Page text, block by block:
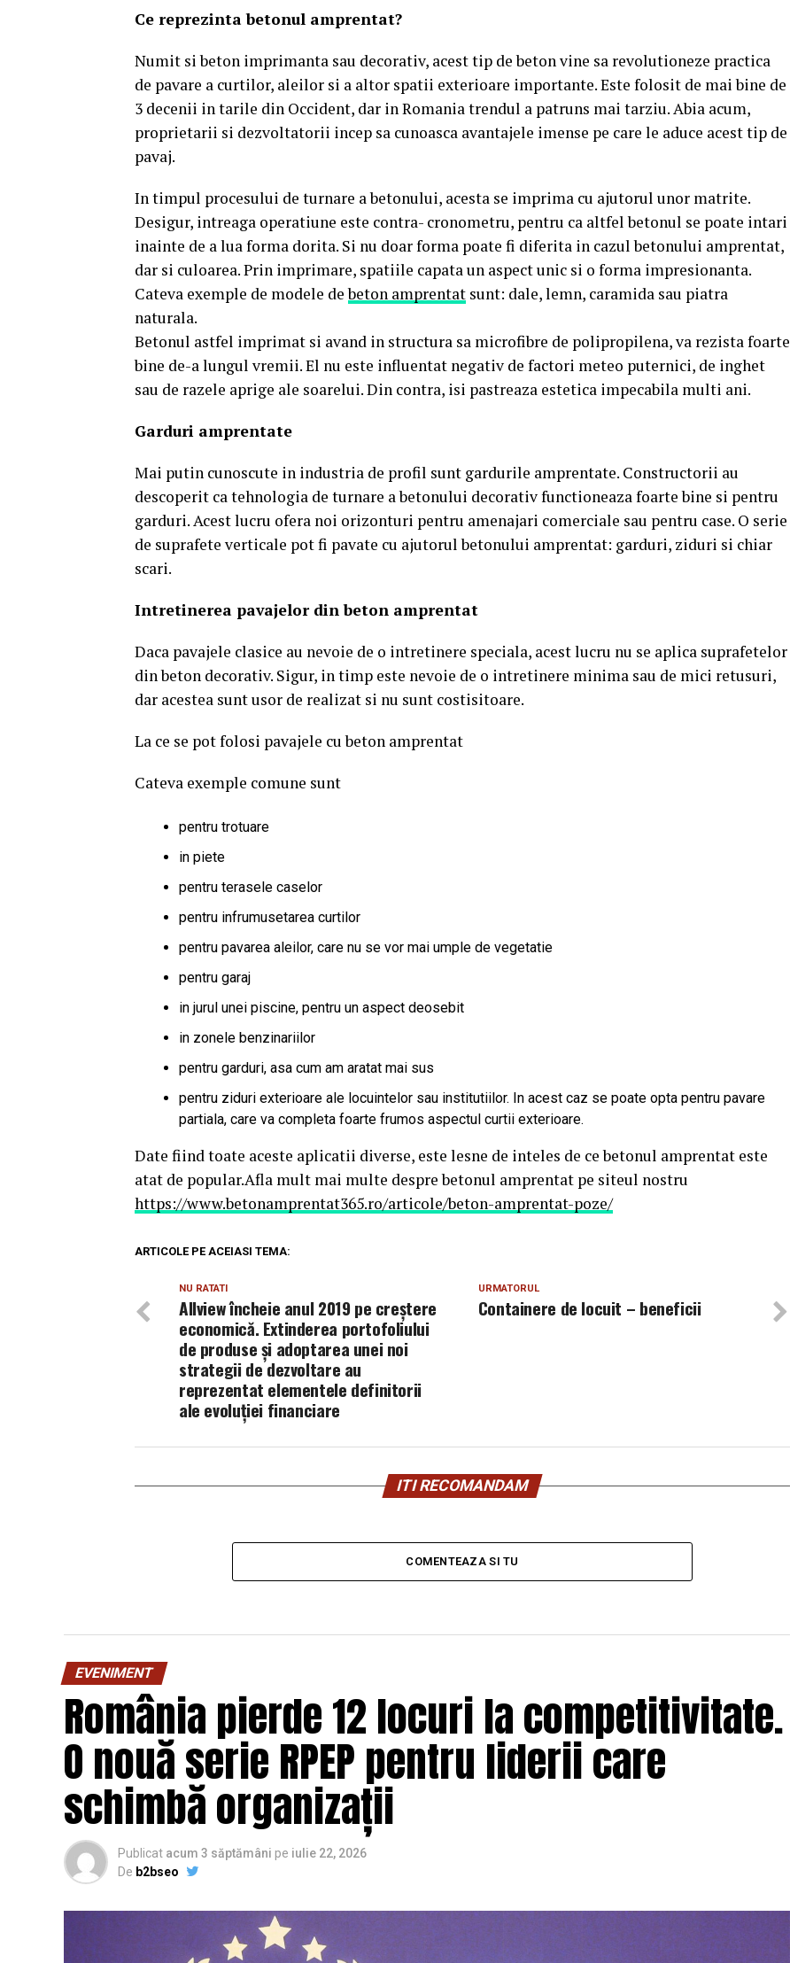
Ce reprezinta betonul amprentat?
Numit si beton imprimanta sau decorativ, acest tip de beton vine sa revolutioneze practica
de pavare a curtilor, aleilor si a altor spatii exterioare importante. Este folosit de mai bine de
3 decenii in tarile din Occident, dar in Romania trendul a patruns mai tarziu. Abia acum,
proprietarii si dezvoltatorii incep sa cunoasca avantajele imense pe care le aduce acest tip de
pavaj.
In timpul procesului de turnare a betonului, acesta se imprima cu ajutorul unor matrite.
Desigur, intreaga operatiune este contra- cronometru, pentru ca altfel betonul se poate intari
inainte de a lua forma dorita. Si nu doar forma poate fi diferita in cazul betonului amprentat,
dar si culoarea. Prin imprimare, spatiile capata un aspect unic si o forma impresionanta.
Cateva exemple de modele debeton amprentat sunt: dale, lemn, caramida sau piatra
naturala.
Betonul astfel imprimat si avand in structura sa microfibre de polipropilena, va rezista foarte
bine de-a lungul vremii. El nu este influentat negativ de factori meteo puternici, de inghet
sau de razele aprige ale soarelui. Din contra, isi pastreaza estetica impecabila multi ani.
Garduri amprentate
Mai putin cunoscute in industria de profil sunt gardurile amprentate. Constructorii au
descoperit ca tehnologia de turnare a betonului decorativ functioneaza foarte bine si pentru
garduri. Acest lucru ofera noi orizonturi pentru amenajari comerciale sau pentru case. O serie
de suprafete verticale pot fi pavate cu ajutorul betonului amprentat: garduri, ziduri si chiar
scari.
Intretinerea pavajelor din beton amprentat
Daca pavajele clasice au nevoie de o intretinere speciala, acest lucru nu se aplica suprafetelor
din beton decorativ. Sigur, in timp este nevoie de o intretinere minima sau de mici retusuri,
dar acestea sunt usor de realizat si nu sunt costisitoare.
La ce se pot folosi pavajele cu beton amprentat
Cateva exemple comune sunt
pentru trotuare
in piete
pentru terasele caselor
pentru infrumusetarea curtilor
pentru pavarea aleilor, care nu se vor mai umple de vegetatie
pentru garaj
in jurul unei piscine, pentru un aspect deosebit
in zonele benzinariilor
pentru garduri, asa cum am aratat mai sus
pentru ziduri exterioare ale locuintelor sau institutiilor. In acest caz se poate opta pentru pavare
partiala, care va completa foarte frumos aspectul curtii exterioare.
Date fiind toate aceste aplicatii diverse, este lesne de inteles de ce betonul amprentat este
atat de popular.Afla mult mai multe despre betonul amprentat pe siteul nostru
https://www.betonamprentat365.ro/articole/beton-amprentat-poze/
ARTICOLE PE ACEIASI TEMA:
URMATORUL
Containere de locuit – beneficii
NU RATATI
Allview încheie anul 2019 pe creștere
economică. Extinderea portofoliului
de produse și adoptarea unei noi
strategii de dezvoltare au
reprezentat elementele definitorii
ale evoluției financiare
ITI RECOMANDAM
COMENTEAZA SI TU
EVENIMENT
România pierde 12 locuri la competitivitate.
O nouă serie RPEP pentru liderii care
schimbă organizații
Publicat acum 3 săptămâni pe iulie 22, 2026
De b2bseo